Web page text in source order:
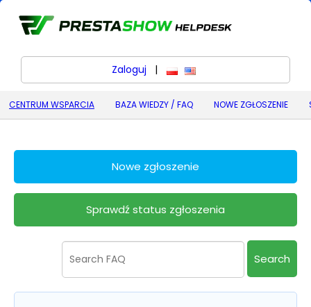
Zaloguj | polskiEnglish (United States)
CENTRUM WSPARCIA BAZA WIEDZY / FAQ NOWE ZGŁOSZENIE
Nowe zgłoszenie
Sprawdź status zgłoszenia
Search